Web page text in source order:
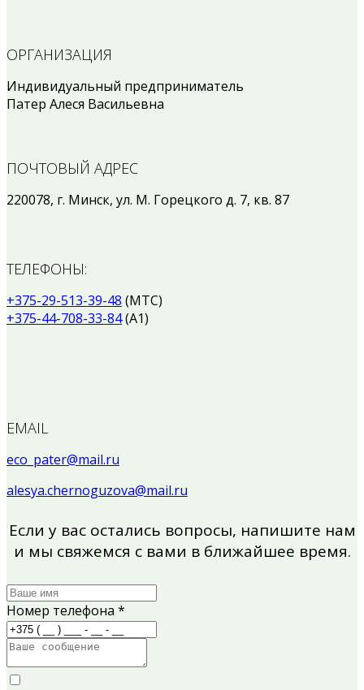
ОРГАНИЗАЦИЯ
Индивидуальный предприниматель
Патер Алеся Васильевна
ПОЧТОВЫЙ АДРЕС
220078, г. Минск, ул. М. Горецкого д. 7, кв. 87
ТЕЛЕФОНЫ:
+375-29-513-39-48 (МТС)
+375-44-708-33-84(А1)
EMAIL
eco_pater@mail.ru
alesya.chernoguzova@mail.ru
Если у вас остались вопросы, напишите нам
и мы свяжемся с вами в ближайшее время.
Номер телефона *